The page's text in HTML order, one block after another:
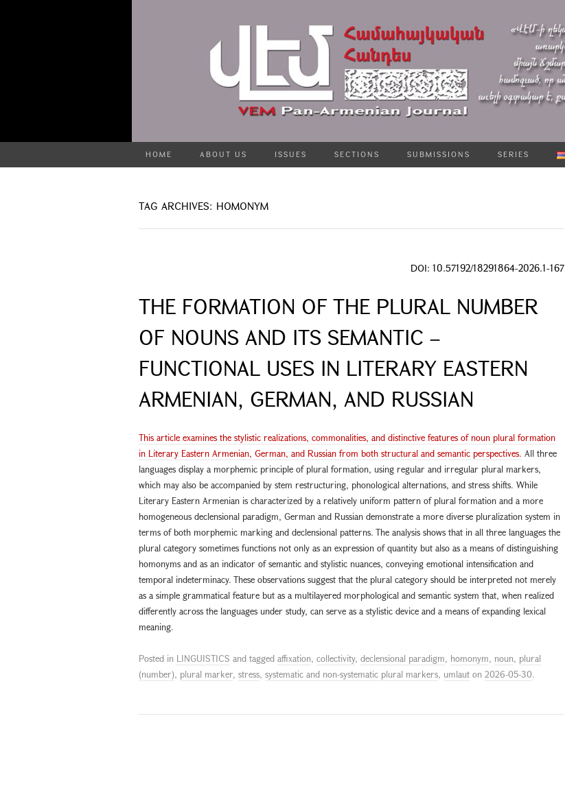
HOME ABOUT US ISSUES SECTIONS SUBMISSIONS SERIES
TAG ARCHIVES: HOMONYM
DOI: 10.57192/18291864-2026.1-167
THE FORMATION OF THE PLURAL NUMBER
OF NOUNS AND ITS SEMANTIC –
FUNCTIONAL USES IN LITERARY EASTERN
ARMENIAN, GERMAN, AND RUSSIAN
This article examines the stylistic realizations, commonalities, and distinctive features of noun plural formation
in Literary Eastern Armenian, German, and Russian from both structural and semantic perspectives. All three
languages display a morphemic principle of plural formation, using regular and irregular plural markers,
which may also be accompanied by stem restructuring, phonological alternations, and stress shifts. While
Literary Eastern Armenian is characterized by a relatively uniform pattern of plural formation and a more
homogeneous declensional paradigm, German and Russian demonstrate a more diverse pluralization system in
terms of both morphemic marking and declensional patterns. The analysis shows that in all three languages the
plural category sometimes functions not only as an expression of quantity but also as a means of distinguishing
homonyms and as an indicator of semantic and stylistic nuances, conveying emotional intensification and
temporal indeterminacy. These observations suggest that the plural category should be interpreted not merely
as a simple grammatical feature but as a multilayered morphological and semantic system that, when realized
differently across the languages under study, can serve as a stylistic device and a means of expanding lexical
meaning.
Posted in LINGUISTICS and tagged affixation, collectivity, declensional paradigm, homonym, noun, plural
(number), plural marker, stress, systematic and non-systematic plural markers, umlaut on 2026-05-30.